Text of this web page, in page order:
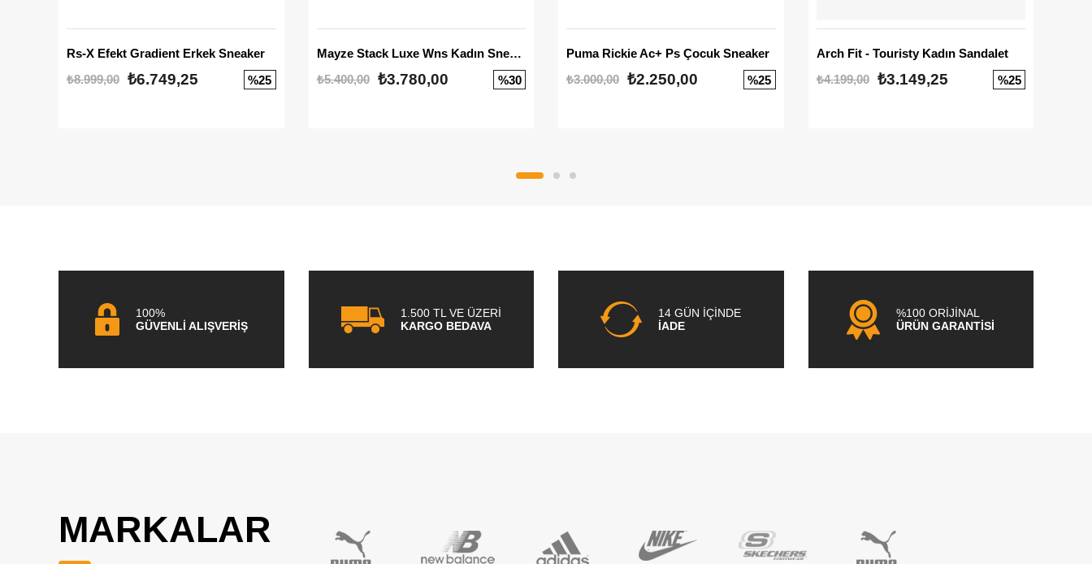
Rs-X Efekt Gradient Erkek Sneaker
₺8.999,00 ₺6.749,25 %25
Mayze Stack Luxe Wns Kadın Sneaker
₺5.400,00
₺3.780,00 %30
Puma Rickie Ac+ Ps Çocuk Sneaker
₺3.000,00 ₺2.250,00 %25
Arch Fit - Touristy Kadın Sandalet
₺4.199,00
₺3.149,25 %25
100%
GÜVENLİ ALIŞVERİŞ
1.500 TL VE ÜZERİ
KARGO BEDAVA
14 GÜN İÇİNDE
İADE
%100 ORİJİNAL
ÜRÜN GARANTİSİ
MARKALAR